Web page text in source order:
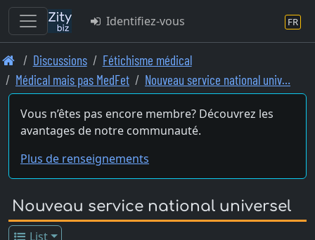
Skip
to
main
content
Identifiez-vous FR
Discussions
Fétichisme médical
Médical mais pas MedFet
Nouveau service national univ…
Vous n’êtes pas encore membre? Découvrez les
avantages de notre communauté.
Plus de renseignements
Nouveau service national universel
List